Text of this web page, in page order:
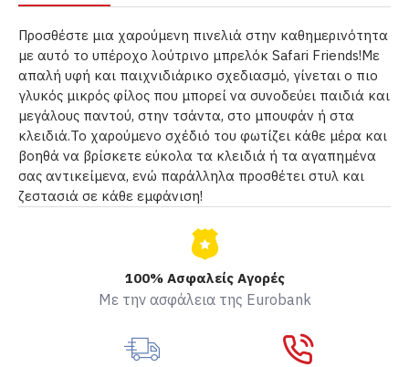
100% Ασφαλείς Αγορές
Με την ασφάλεια της Eurobank
Προσθέστε μια χαρούμενη πινελιά στην καθημερινότητα
με αυτό το υπέροχο λούτρινο μπρελόκ Safari Friends!Με
απαλή υφή και παιχνιδιάρικο σχεδιασμό, γίνεται ο πιο
γλυκός μικρός φίλος που μπορεί να συνοδεύει παιδιά και
μεγάλους παντού, στην τσάντα, στο μπουφάν ή στα
κλειδιά.Το χαρούμενο σχέδιό του φωτίζει κάθε μέρα και
βοηθά να βρίσκετε εύκολα τα κλειδιά ή τα αγαπημένα
σας αντικείμενα, ενώ παράλληλα προσθέτει στυλ και
ζεστασιά σε κάθε εμφάνιση!